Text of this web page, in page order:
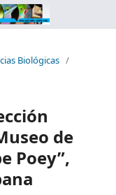
Biológicas /
de
Poey”,